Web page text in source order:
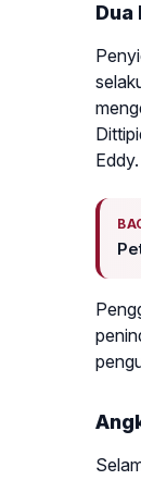
Dua
Eddy.